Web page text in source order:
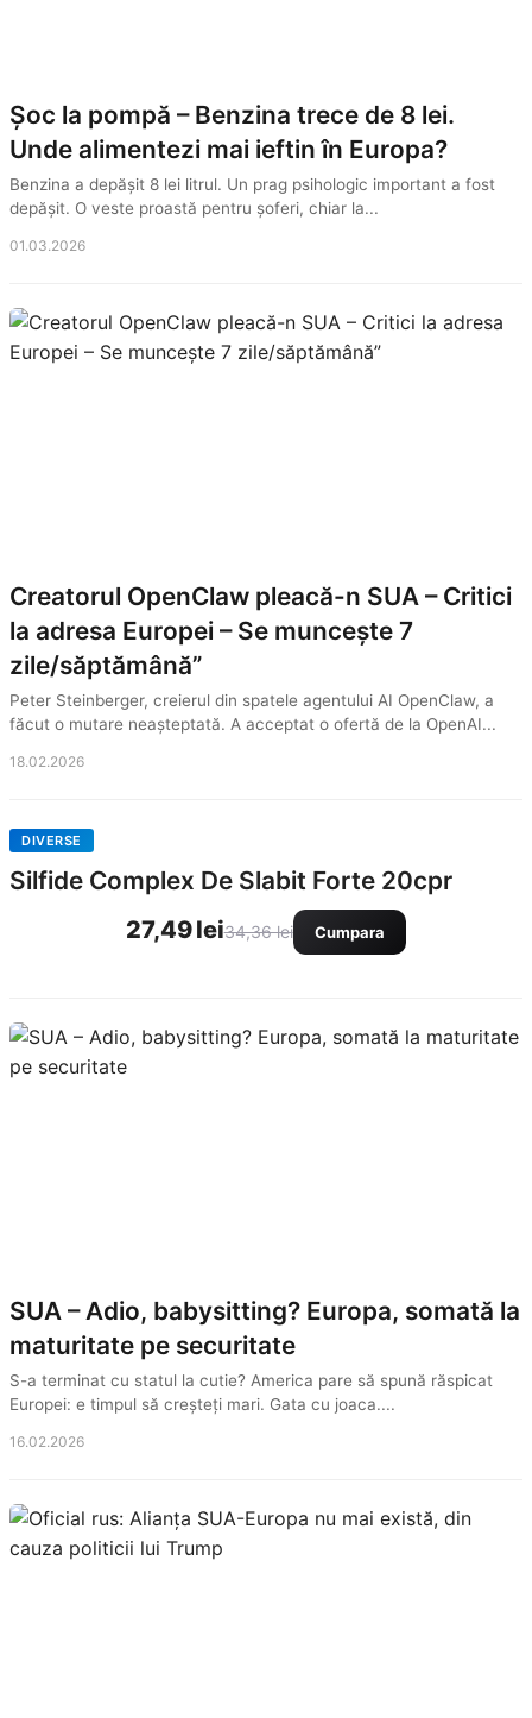
Șoc la pompă – Benzina trece de 8 lei.
Unde alimentezi mai ieftin în Europa?
Benzina a depășit 8 lei litrul. Un prag psihologic important a fost
depășit. O veste proastă pentru șoferi, chiar la...
01.03.2026
Creatorul OpenClaw pleacă-n SUA – Critici
la adresa Europei – Se muncește 7
zile/săptămână”
Peter Steinberger, creierul din spatele agentului AI OpenClaw, a
făcut o mutare neașteptată. A acceptat o ofertă de la OpenAI...
18.02.2026
DIVERSE
Silfide Complex De Slabit Forte 20cpr
27,49 lei34,36 lei Cumpara
SUA – Adio, babysitting? Europa, somată la
maturitate pe securitate
S-a terminat cu statul la cutie? America pare să spună răspicat
Europei: e timpul să creșteți mari. Gata cu joaca....
16.02.2026